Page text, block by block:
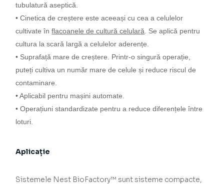
tubulatură aseptică.
• Cinetica de creștere este aceeași cu cea a celulelor
cultivate înflacoanele de cultură celulară . Se aplică pentru
cultura la scară largă a celulelor aderențe.
• Suprafață mare de creștere. Printr-o singură operație,
puteți cultiva un număr mare de celule și reduce riscul de
contaminare.
• Aplicabil pentru mașini automate.
• Operațiuni standardizate pentru a reduce diferențele între
loturi.
Aplicație
Sistemele Nest BioFactory™ sunt sisteme compacte,